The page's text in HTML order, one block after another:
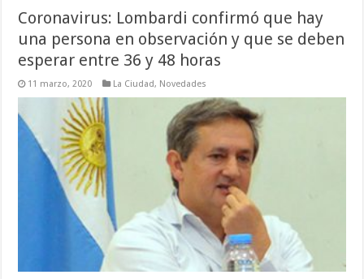
Coronavirus: Lombardi confirmó que hay
una persona en observación y que se deben
esperar entre 36 y 48 horas
11 marzo, 2020 La Ciudad, Novedades